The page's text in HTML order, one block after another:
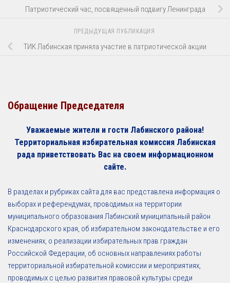
Патриотический час, посвященный подвигу Ленинграда
ПРЕДЫДУЩАЯ ПУБЛИКАЦИЯ
ТИК Лабинская приняла участие в патриотической акции
Обращение Председателя
Уважаемые жители и гости Лабинского района!
Территориальная избирательная комиссия Лабинская
рада приветствовать Вас на своем информационном
сайте.
В разделах и рубриках сайта для вас представлена информация о
выборах и референдумах, проводимых на территории
муниципального образования Лабинский муниципальный район
Краснодарского края, об избирательном законодательстве и его
изменениях, о реализации избирательных прав граждан
Российской Федерации, об основных направлениях работы
территориальной избирательной комиссии и мероприятиях,
проводимых с целью развития правовой культуры среди